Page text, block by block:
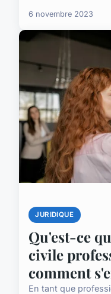
6 novembre 2023
JURIDIQUE
Qu'est-ce
civile
comment
En tant que